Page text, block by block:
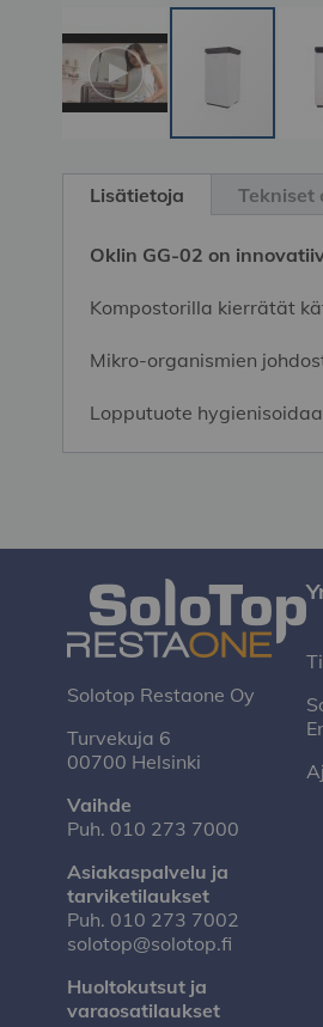
to
images
Lisätietoja
Oklin GG-02 on
Kompostorilla kierrätät
Mikro-organismien
Lopputuote
Tekniset
Solotop Restaone Oy
Turvekuja 6
00700 Helsinki
Vaihde
Puh. 010 273 7000
Asiakaspalvelu ja
tarviketilaukset
Puh. 010 273 7002
solotop@solotop.fi
Huoltokutsut ja
varaosatilaukset